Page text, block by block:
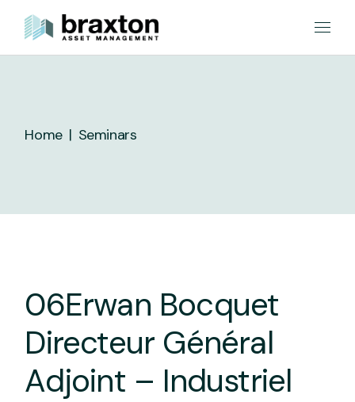
content
Home Seminars
06Erwan Bocquet
Directeur Général
Adjoint – Industriel